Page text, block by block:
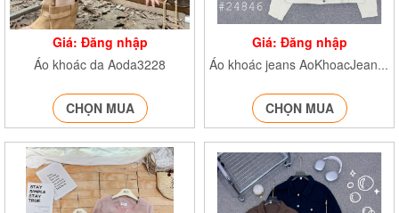
Giá: Đăng nhập
Áo khoác da Aoda3228
CHỌN MUA
Giá: Đăng nhập
Áo khoác jeans AoKhoacJean24846
CHỌN MUA